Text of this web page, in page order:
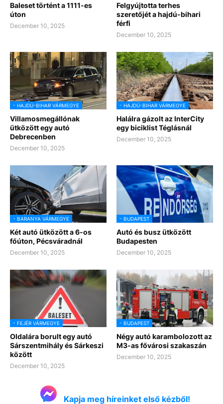
Baleset történt a 1111-es
úton
December 10, 2025
Felgyújtotta terhes
szeretőjét a hajdú-bihari
férfi
December 10, 2025
- HAJDÚ-BIHAR VÁRMEGYE
Villamosmegállónak
ütközött egy autó
Debrecenben
December 10, 2025
- HAJDÚ-BIHAR VÁRMEGYE
Halálra gázolt az InterCity
egy biciklist Téglásnál
December 10, 2025
- BARANYA VÁRMEGYE
Két autó ütközött a 6-os
főúton, Pécsváradnál
December 10, 2025
- BUDAPEST
Autó és busz ütközött
Budapesten
December 10, 2025
- FEJÉR VÁRMEGYE
Oldalára borult egy autó
Sárszentmihály és Sárkeszi
között
December 10, 2025
- BUDAPEST
Négy autó karambolozott az
M3-as fővárosi szakaszán
December 10, 2025
Kapja meg híreinket első kézből!